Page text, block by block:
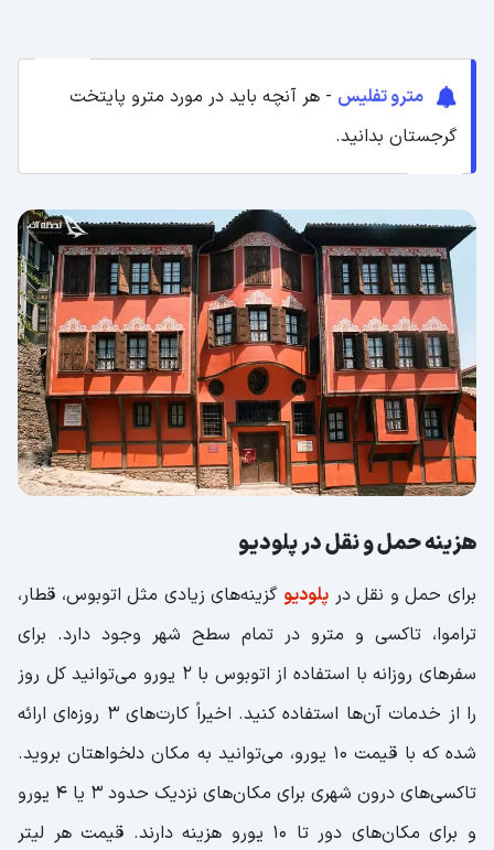
مترو تفلیس - هر آنچه باید در مورد مترو پایتخت
گرجستان بدانید.
هزینه حمل و نقل در پلودیو
برای حمل و نقل در پلودیو گزینه‌های زیادی مثل اتوبوس، قطار،
تراموا، تاکسی و مترو در تمام سطح شهر وجود دارد. برای
سفرهای روزانه با استفاده از اتوبوس با 2 یورو می‌توانید کل روز
را از خدمات آن‌ها استفاده کنید. اخیراً کارت‌های 3 روزه‌ای ارائه
شده که با قیمت 10 یورو، می‌توانید به مکان دلخواهتان بروید.
تاکسی‌های درون شهری برای مکان‌های نزدیک حدود 3 یا 4 یورو
و برای مکان‌های دور تا 10 یورو هزینه دارند. قیمت هر لیتر